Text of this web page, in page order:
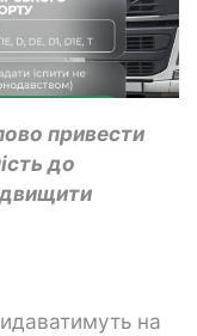
привести
до
на